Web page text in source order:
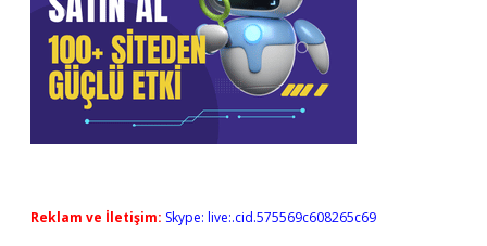
Reklam ve İletişim: Skype: live:.cid.575569c608265c69